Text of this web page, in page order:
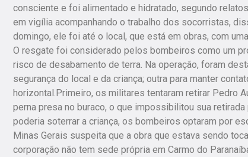
consciente e foi alimentado e hidratado, segundo
em vigília acompanhando o trabalho dos socorristas,
domingo, ele foi até o local, que está em obras, com
O resgate foi considerado pelos bombeiros como um
risco de desabamento de terra. Na operação, foram
segurança do local e da criança; outra para manter
horizontal.Primeiro, os militares tentaram retirar Pedro
perna presa no buraco, o que impossibilitou sua
poderia soterrar a criança, os bombeiros optaram por
Minas Gerais suspeita que a obra que estava sendo
corporação não tem sede própria em Carmo do